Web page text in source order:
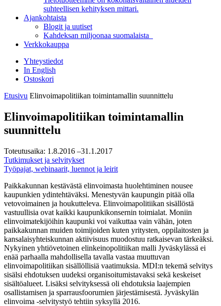
suhteellisen kehityksen mittari.
Ajankohtaista
Blogit ja uutiset
Kahdeksan miljoonaa suomalaista
Verkkokauppa
Yhteystiedot
In English
Ostoskori
Etusivu Elinvoimapolitiikan toimintamallin suunnittelu
Elinvoimapolitiikan toimintamallin
suunnittelu
Toteutusaika: 1.8.2016 –31.1.2017
Tutkimukset ja selvitykset
Työpajat, webinaarit, luennot ja leirit
Paikkakunnan kestävästä elinvoimasta huolehtiminen nousee
kaupunkien ydintehtäväksi. Menestyvän kaupungin pitää olla
vetovoimainen ja houkutteleva. Elinvoimapolitiikan sisällöstä
vastuullisia ovat kaikki kaupunkikonsernin toimialat. Moniin
elinvoimatekijöihin kaupunki voi vaikuttaa vain vähän, joten
paikkakunnan muiden toimijoiden kuten yritysten, oppilaitosten ja
kansalaisyhteiskunnan aktiivisuus muodostuu ratkaisevan tärkeäksi.
Nykyinen yhtiövetoinen elinkeinopolitiikan malli Jyväskylässä ei
enää parhaalla mahdollisella tavalla vastaa muuttuvan
elinvoimapolitiikan sisällöllisiä vaatimuksia. MDI:n tekemä selvitys
sisälsi ehdotuksen uudeksi organisoitumistavaksi sekä keskeiset
sisältöalueet. Lisäksi selvityksessä oli ehdotuksia laajempien
osallistamisen ja sparrausfoorumien järjestämisestä. Jyväskylän
elinvoima -selvitystyö tehtiin syksyllä 2016.